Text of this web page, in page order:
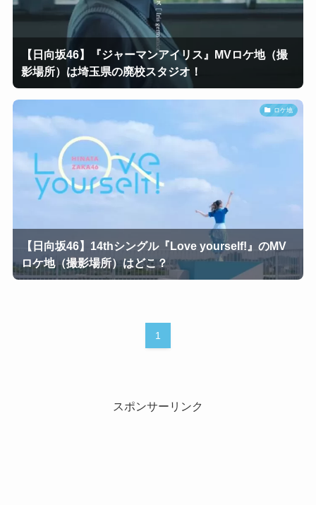
【日向坂46】『ジャーマンアイリス』MVロケ地（撮
影場所）は埼玉県の廃校スタジオ！
ロケ地
【日向坂46】14thシングル『Love yourself!』のMV
ロケ地（撮影場所）はどこ？
1
スポンサーリンク